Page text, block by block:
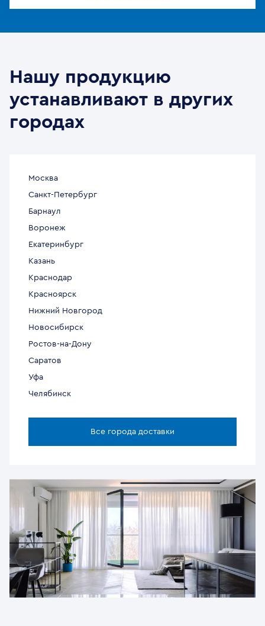
Нашу продукцию
устанавливают в других
городах
Москва
Санкт-Петербург
Барнаул
Воронеж
Екатеринбург
Казань
Краснодар
Красноярск
Нижний Новгород
Новосибирск
Ростов-на-Дону
Саратов
Уфа
Челябинск
Все города доставки